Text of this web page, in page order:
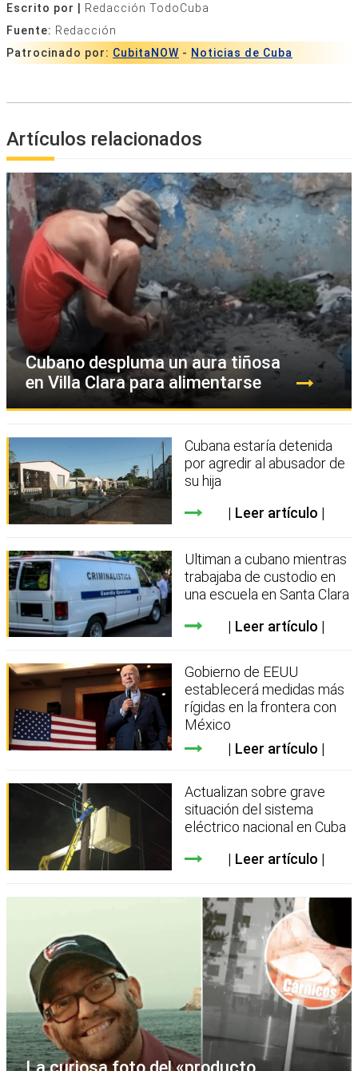
Escrito por |
Redacción TodoCuba
Fuente: Redacción
Patrocinado por: CubitaNOW - Noticias de Cuba
Artículos relacionados
Cubano despluma un aura tiñosa
en Villa Clara para alimentarse
Cubana estaría detenida
por agredir al abusador de
su hija
Leer artículo
Ultiman a cubano mientras
trabajaba de custodio en
una escuela en Santa Clara
Leer artículo
Gobierno de EEUU
establecerá medidas más
rígidas en la frontera con
México
Leer artículo
Actualizan sobre grave
situación del sistema
eléctrico nacional en Cuba
Leer artículo